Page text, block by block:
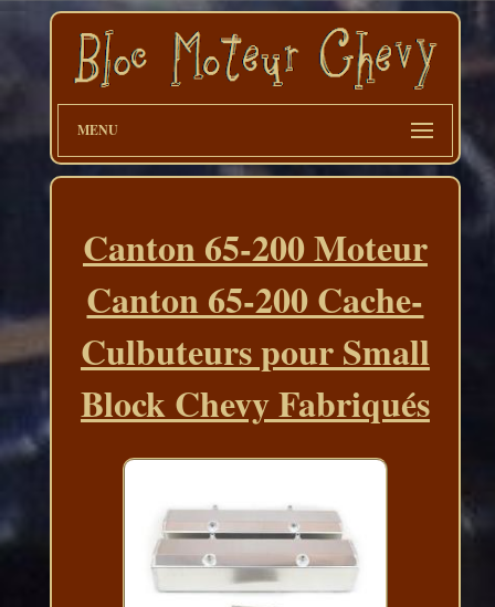
MENU
Canton 65-200 Moteur
Canton 65-200 Cache-
Culbuteurs pour Small
Block Chevy Fabriqués